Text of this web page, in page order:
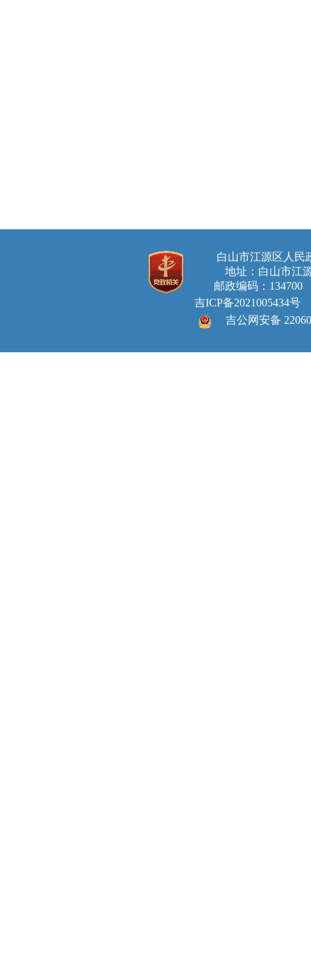
白山市江源区人
地址：白山市江
邮政编码：134700
吉ICP备2021005434号
吉公网安备